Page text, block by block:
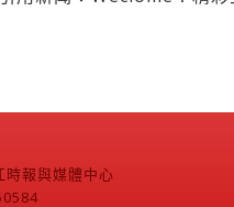
時報與媒體中心